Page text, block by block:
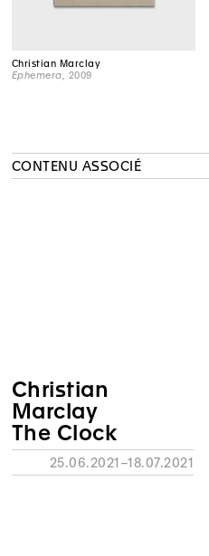
Christian Marclay
Ephemera , 2009
CONTENU ASSOCIÉ
Christian
Marclay
The Clock
25.06.2021–18.07.2021